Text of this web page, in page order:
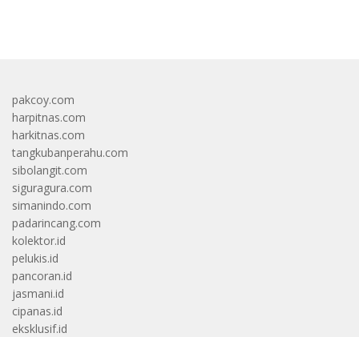
pakcoy.com
harpitnas.com
harkitnas.com
tangkubanperahu.com
sibolangit.com
siguragura.com
simanindo.com
padarincang.com
kolektor.id
pelukis.id
pancoran.id
jasmani.id
cipanas.id
eksklusif.id